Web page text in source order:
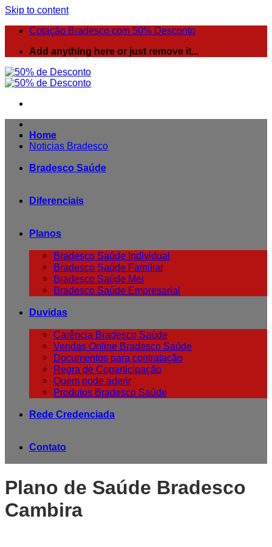
Skip to content
Cotação Bradesco com 50% Desconto
Add anything here or just remove it...
Noticias Bradesco
Home
Bradesco Saúde
Diferenciais
Planos
Bradesco Saúde Individual
Bradesco Saúde Familiar
Bradesco Saúde Mei
Bradesco Saúde Empresarial
Duvidas
Carência Bradesco Saúde
Vendas Online Bradesco Saúde
Documentos para contratação
Regra de Coparticipação
Quem pode aderir
Produtos Bradesco Saúde
Rede Credenciada
Contato
Plano de Saúde Bradesco
Cambira